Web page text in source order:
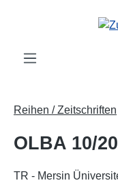
Zum Hauptinhalt
Reihen / Zeitschriften
OLBA 10/
TR - Mersin